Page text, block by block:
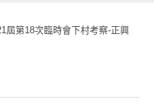
屆第18次臨時會下村考察-正興